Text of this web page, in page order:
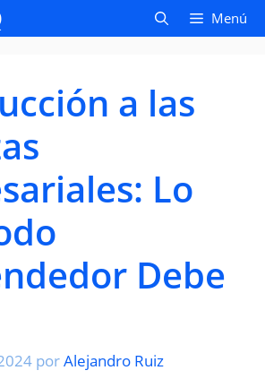
Menú
a las
Lo
Debe
porAlejandro Ruiz